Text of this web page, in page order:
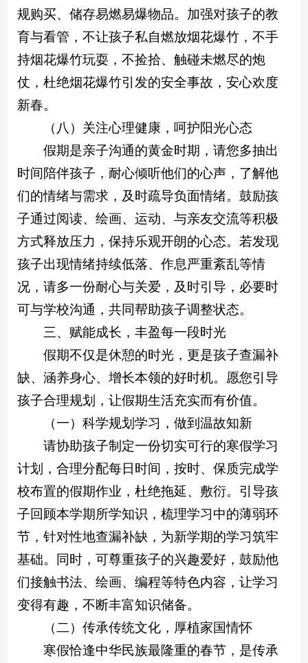
规购买、储存易燃易爆物品。加强对孩子的教
育与看管，不让孩子私自燃放烟花爆竹，不手
持烟花爆竹玩耍，不捡拾、触碰未燃尽的炮
仗，杜绝烟花爆竹引发的安全事故，安心欢度
新春。
（八）关注心理健康，呵护阳光心态
假期是亲子沟通的黄金时期，请您多抽出
时间陪伴孩子，耐心倾听他们的心声，了解他
们的情绪与需求，及时疏导负面情绪。鼓励孩
子通过阅读、绘画、运动、与亲友交流等积极
方式释放压力，保持乐观开朗的心态。若发现
孩子出现情绪持续低落、作息严重紊乱等情
况，请多一份耐心与关爱，及时引导，必要时
可与学校沟通，共同帮助孩子调整状态。
三、赋能成长，丰盈每一段时光
假期不仅是休憩的时光，更是孩子查漏补
缺、涵养身心、增长本领的好时机。愿您引导
孩子合理规划，让假期生活充实而有价值。
（一）科学规划学习，做到温故知新
请协助孩子制定一份切实可行的寒假学习
计划，合理分配每日时间，按时、保质完成学
校布置的假期作业，杜绝拖延、敷衍。引导孩
子回顾本学期所学知识，梳理学习中的薄弱环
节，针对性地查漏补缺，为新学期的学习筑牢
基础。同时，可尊重孩子的兴趣爱好，鼓励他
们接触书法、绘画、编程等特色内容，让学习
变得有趣，不断丰富知识储备。
（二）传承传统文化，厚植家国情怀
寒假恰逢中华民族最隆重的春节，是传承